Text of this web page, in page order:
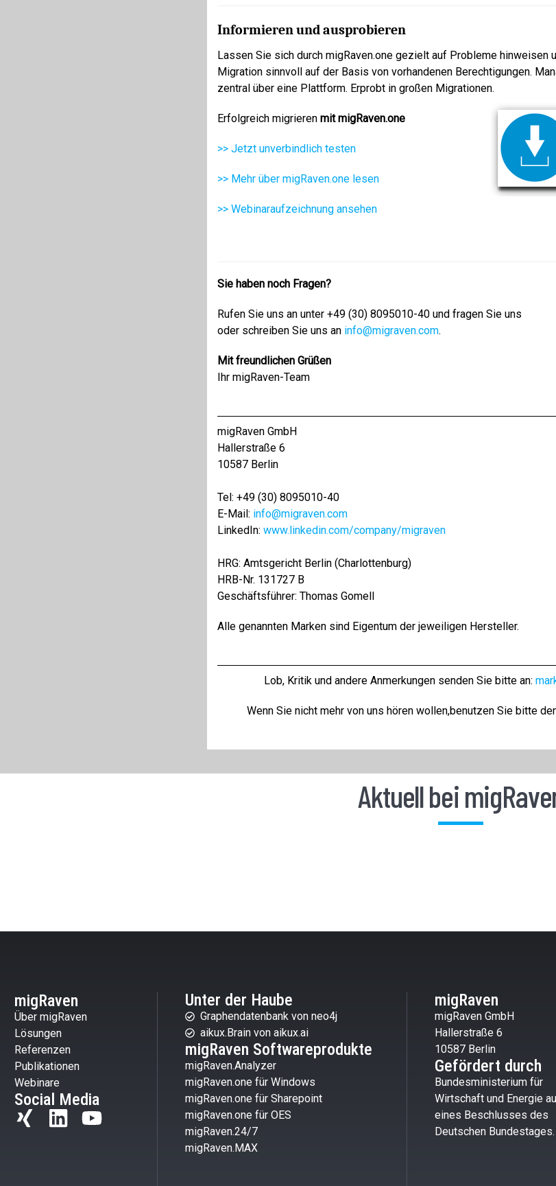
Informieren und ausprobieren
Lassen Sie sich durch migRaven.one gezielt auf Probleme hinweisen
Migration sinnvoll auf der Basis von vorhandenen Berechtigungen.
zentral über eine Plattform. Erprobt in großen Migrationen.
Erfolgreich migrieren mit migRaven.one
>> Jetzt unverbindlich testen
>> Mehr über migRaven.one lesen
>> Webinaraufzeichnung ansehen
Sie haben noch Fragen?
Rufen Sie uns an unter +49 (30) 8095010-40 und fragen Sie uns
oder schreiben Sie uns an info@migraven.com.
Mit freundlichen Grüßen
Ihr migRaven-Team
migRaven GmbH
Hallerstraße 6
10587 Berlin
Tel: +49 (30) 8095010-40
E-Mail: info@migraven.com
LinkedIn: www.linkedin.com/company/migraven
HRG: Amtsgericht Berlin (Charlottenburg)
HRB-Nr. 131727 B
Geschäftsführer: Thomas Gomell
Alle genannten Marken sind Eigentum der jeweiligen Hersteller.
Lob, Kritik und andere Anmerkungen senden Sie bitte an:
Wenn Sie nicht mehr von uns hören wollen,benutzen Sie bitte
Aktuell bei
migRaven
Über migRaven
Lösungen
Referenzen
Publikationen
Webinare
Social Media
Unter der Haube
Graphendatenbank von neo4j
aikux.Brain von aikux.ai
migRaven Softwareprodukte
migRaven.Analyzer
migRaven.one für Windows
migRaven.one für Sharepoint
migRaven.one für OES
migRaven.24/7
migRaven.MAX
migRaven
migRaven GmbH
Hallerstraße 6
10587 Berlin
Gefördert durch
Bundesministerium für
Wirtschaft und Energie
eines Beschlusses des
Deutschen Bundestages.